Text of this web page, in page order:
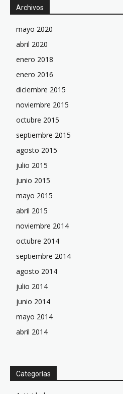
Archivos
mayo 2020
abril 2020
enero 2018
enero 2016
diciembre 2015
noviembre 2015
octubre 2015
septiembre 2015
agosto 2015
julio 2015
junio 2015
mayo 2015
abril 2015
noviembre 2014
octubre 2014
septiembre 2014
agosto 2014
julio 2014
junio 2014
mayo 2014
abril 2014
Categorías